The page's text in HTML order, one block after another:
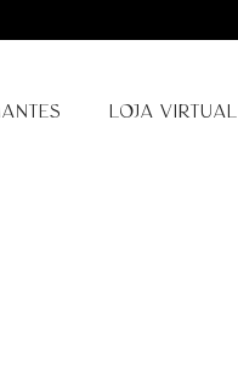
LOJA VIRTUAL